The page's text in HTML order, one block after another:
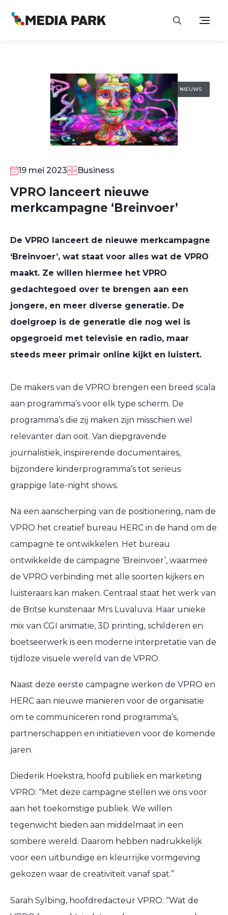
NIEUWS
19 mei 2023 Business
VPRO lanceert nieuwe
merkcampagne ‘Breinvoer’
De VPRO lanceert de nieuwe merkcampagne
‘Breinvoer’, wat staat voor alles wat de VPRO
maakt. Ze willen hiermee het VPRO
gedachtegoed over te brengen aan een
jongere, en meer diverse generatie. De
doelgroep is de generatie die nog wel is
opgegroeid met televisie en radio, maar
steeds meer primair online kijkt en luistert.
De makers van de VPRO brengen een breed scala
aan programma’s voor elk type scherm. De
programma’s die zij maken zijn misschien wel
relevanter dan ooit. Van diepgravende
journalistiek, inspirerende documentaires,
bijzondere kinderprogramma’s tot serieus
grappige late-night shows.
Na een aanscherping van de positionering, nam de
VPRO het creatief bureau HERC in de hand om de
campagne te ontwikkelen. Het bureau
ontwikkelde de campagne ‘Breinvoer’, waarmee
de VPRO verbinding met alle soorten kijkers en
luisteraars kan maken. Centraal staat het werk van
de Britse kunstenaar Mrs Luvaluva. Haar unieke
mix van CGI animatie, 3D printing, schilderen en
boetseerwerk is een moderne interpretatie van de
tijdloze visuele wereld van de VPRO.
Naast deze eerste campagne werken de VPRO en
HERC aan nieuwe manieren voor de organisatie
om te communiceren rond programma’s,
partnerschappen en initiatieven voor de komende
jaren.
Diederik Hoekstra, hoofd publiek en marketing
VPRO: “Met deze campagne stellen we ons voor
aan het toekomstige publiek. We willen
tegenwicht bieden aan middelmaat in een
sombere wereld. Daarom hebben nadrukkelijk
voor een uitbundige en kleurrijke vormgeving
gekozen waar de creativiteit vanaf spat.”
Sarah Sylbing, hoofdredacteur VPRO: “Wat de